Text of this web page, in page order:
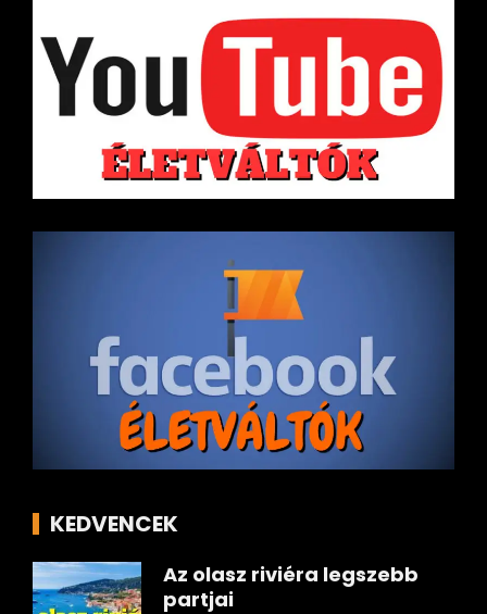
KEDVENCEK
Az olasz riviéra legszebb
partjai